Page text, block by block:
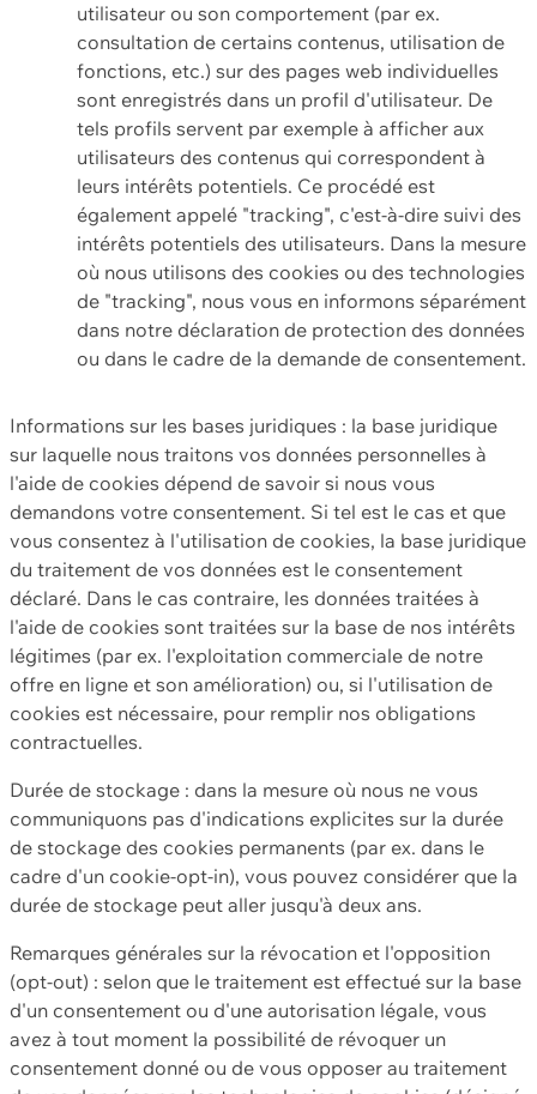
utilisateur ou son comportement (par ex.
consultation de certains contenus, utilisation de
fonctions, etc.) sur des pages web individuelles
sont enregistrés dans un profil d'utilisateur. De
tels profils servent par exemple à afficher aux
utilisateurs des contenus qui correspondent à
leurs intérêts potentiels. Ce procédé est
également appelé "tracking", c'est-à-dire suivi des
intérêts potentiels des utilisateurs. Dans la mesure
où nous utilisons des cookies ou des technologies
de "tracking", nous vous en informons séparément
dans notre déclaration de protection des données
ou dans le cadre de la demande de consentement.
Informations sur les bases juridiques : la base juridique
sur laquelle nous traitons vos données personnelles à
l'aide de cookies dépend de savoir si nous vous
demandons votre consentement. Si tel est le cas et que
vous consentez à l'utilisation de cookies, la base juridique
du traitement de vos données est le consentement
déclaré. Dans le cas contraire, les données traitées à
l'aide de cookies sont traitées sur la base de nos intérêts
légitimes (par ex. l'exploitation commerciale de notre
offre en ligne et son amélioration) ou, si l'utilisation de
cookies est nécessaire, pour remplir nos obligations
contractuelles.
Durée de stockage : dans la mesure où nous ne vous
communiquons pas d'indications explicites sur la durée
de stockage des cookies permanents (par ex. dans le
cadre d'un cookie-opt-in), vous pouvez considérer que la
durée de stockage peut aller jusqu'à deux ans.
Remarques générales sur la révocation et l'opposition
(opt-out) : selon que le traitement est effectué sur la base
d'un consentement ou d'une autorisation légale, vous
avez à tout moment la possibilité de révoquer un
consentement donné ou de vous opposer au traitement